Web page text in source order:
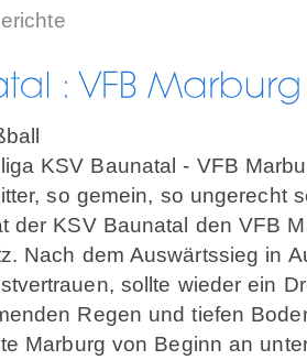
KSV Baunatal - VFB
so gemein, so ungerecht
der KSV Baunatal den VFB
Nach dem Auswärtssieg in
sollte wieder ein
Regen und tiefen
Marburg von Beginn an